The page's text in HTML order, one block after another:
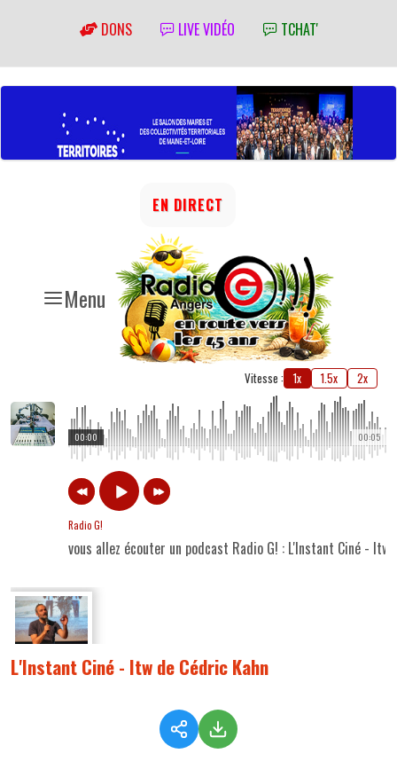
DONS LIVE VIDÉO TCHAT'
Menu
EN DIRECT
Vitesse : 1x 1.5x 2x
00:05
00:00
Radio G!
vous allez écouter un podcast Radio G! : L'Instant Ciné - Itw
L'Instant Ciné - Itw de Cédric Kahn